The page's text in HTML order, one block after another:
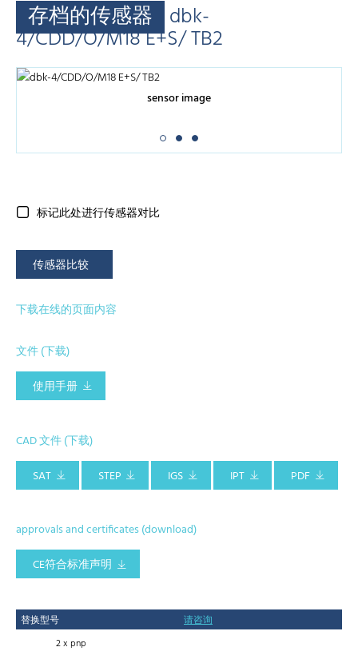
存档的传感器 dbk-
4/CDD/O/M18 E+S/ TB2
sensor image
标记此处进行传感器对比
传感器比较
下载在线的页面内容
文件 (下载)
使用手册
CAD 文件 (下载)
SAT
STEP IGS IPT PDF
approvals and certificates (download)
CE符合标准声明
替换型号
请咨询
2 x pnp